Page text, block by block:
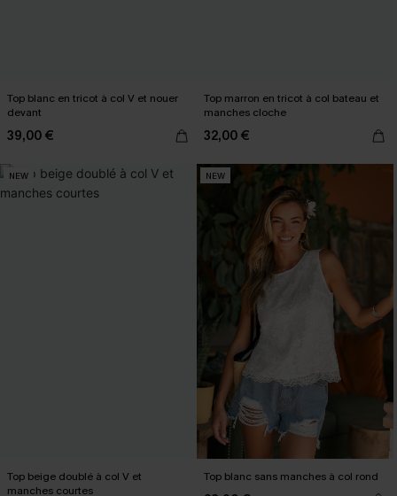
Top blanc en tricot à col V et nouer
devant
39,00 €
Top marron en tricot à col bateau et
manches cloche
32,00 €
NEW
Top beige doublé à col V et
manches courtes
NEW
Top blanc sans manches à col rond